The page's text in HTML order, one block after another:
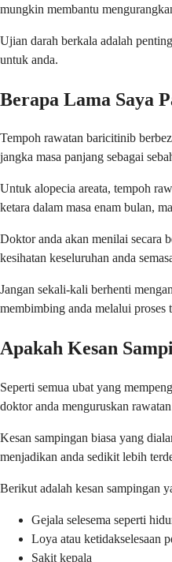
mungkin membantu
Ujian darah berkala adalah
untuk anda.
Berapa Lama Saya
Tempoh rawatan baricitinib
jangka masa panjang sebagai
Untuk alopecia areata, tempoh
ketara dalam masa enam bulan,
Doktor anda akan menilai secara
kesihatan keseluruhan anda
Jangan sekali-kali berhenti
membimbing anda melalui proses
Apakah Kesan
Seperti semua ubat yang
doktor anda menguruskan
Kesan sampingan biasa yang
menjadikan anda sedikit lebih
Berikut adalah kesan sampingan
Gejala selesema seperti
Loya atau ketidakselesaan
Sakit kepala